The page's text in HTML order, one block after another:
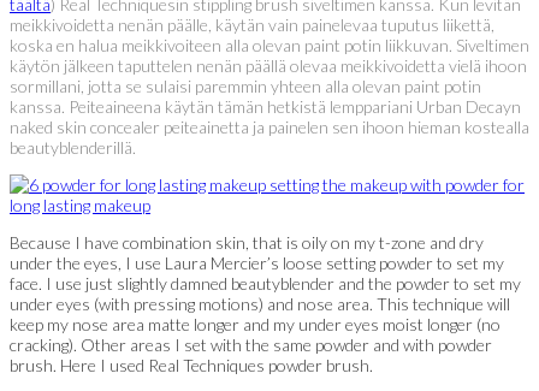
täältä) Real Techniquesin stippling brush siveltimen kanssa. Kun levitän
meikkivoidetta nenän päälle, käytän vain painelevaa tuputus liikettä,
koska en halua meikkivoiteen alla olevan paint potin liikkuvan. Siveltimen
käytön jälkeen taputtelen nenän päällä olevaa meikkivoidetta vielä ihoon
sormillani, jotta se sulaisi paremmin yhteen alla olevan paint potin
kanssa. Peiteaineena käytän tämän hetkistä lemppariani Urban Decayn
naked skin concealer peiteainetta ja painelen sen ihoon hieman kostealla
beautyblenderillä.
Because I have combination skin, that is oily on my t-zone and dry
under the eyes, I use Laura Mercier’s loose setting powder to set my
face. I use just slightly damned beautyblender and the powder to set my
under eyes (with pressing motions) and nose area. This technique will
keep my nose area matte longer and my under eyes moist longer (no
cracking). Other areas I set with the same powder and with powder
brush. Here I used Real Techniques powder brush.